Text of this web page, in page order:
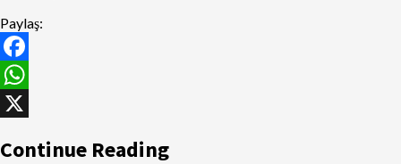
Paylaş:
Facebook
WhatsApp
Continue Reading